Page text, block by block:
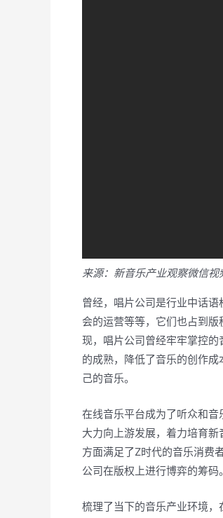
来源：新音乐产业观察微信视
曾经，唱片公司是行业中话
会的运营等等，它们也占到
现，唱片公司曾经牢牢掌控
的成熟，降低了音乐的创作
己的音乐。
在线音乐平台成为了听众和
大力向上游发展，着力培育
方面满足了Z时代的音乐消费
公司在版权上进行博弈的筹码。
梳理了当下的音乐产业环境